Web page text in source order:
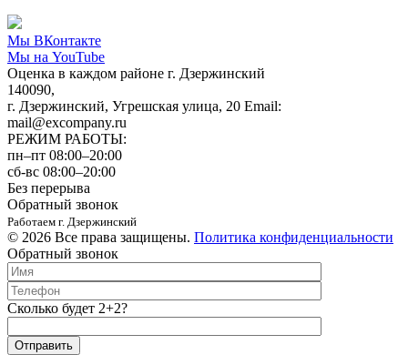
Мы ВКонтакте
Мы на YouTube
Оценка в каждом районе г. Дзержинский
140090,
г. Дзержинский, Угрешская улица, 20 Email:
mail@excompany.ru
РЕЖИМ РАБОТЫ:
пн–пт 08:00–20:00
сб-вс 08:00–20:00
Без перерыва
Обратный звонок
Работаем г. Дзержинский
© 2026 Все права защищены. Политика конфиденциальности
Обратный звонок
Сколько будет 2+2?